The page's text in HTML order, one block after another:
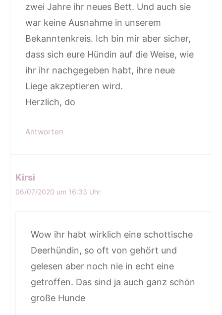
zwei Jahre ihr neues Bett. Und auch sie
war keine Ausnahme in unserem
Bekanntenkreis. Ich bin mir aber sicher,
dass sich eure Hündin auf die Weise, wie
ihr ihr nachgegeben habt, ihre neue
Liege akzeptieren wird.
Herzlich, do
Antworten
Kirsi
06/07/2020 um 16:33 Uhr
Wow ihr habt wirklich eine schottische
Deerhündin, so oft von gehört und
gelesen aber noch nie in echt eine
getroffen. Das sind ja auch ganz schön
große Hunde